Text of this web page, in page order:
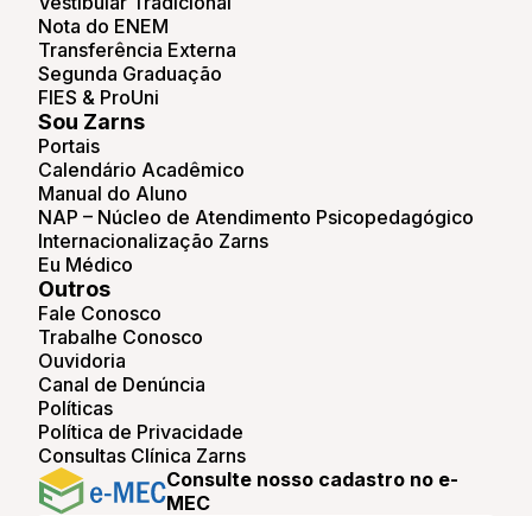
Nota do ENEM
Transferência Externa
Segunda Graduação
FIES & ProUni
Sou Zarns
Portais
Calendário Acadêmico
Manual do Aluno
NAP – Núcleo de Atendimento Psicopedagógico
Internacionalização Zarns
Eu Médico
Outros
Fale Conosco
Trabalhe Conosco
Ouvidoria
Canal de Denúncia
Políticas
Política de Privacidade
Consultas Clínica Zarns
Consulte nosso cadastro no e-
MEC